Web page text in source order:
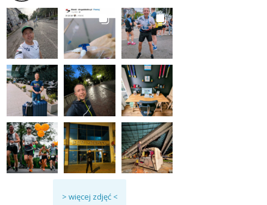
> więcej zdjęć <